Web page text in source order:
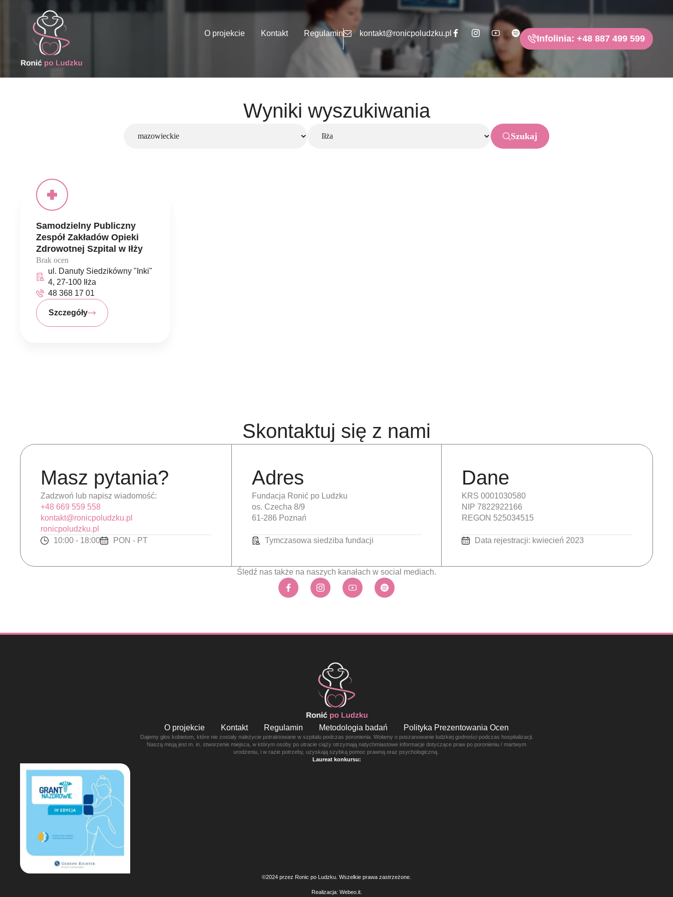
O projekcie Kontakt Regulamin kontakt@ronicpoludzku.pl
Infolinia: +48 887 499 599
Wyniki wyszukiwania
Szukaj
Samodzielny Publiczny
Zespół Zakładów Opieki
Zdrowotnej Szpital w Iłży
Brak ocen
ul. Danuty Siedzikówny "Inki"
4, 27-100 Iłża
48 368 17 01
Szczegóły
Skontaktuj się z nami
Masz pytania?
Zadzwoń lub napisz wiadomość:
+48 669 559 558
kontakt@ronicpoludzku.pl
ronicpoludzku.pl
10:00 - 18:00
PON - PT
Adres
Fundacja Ronić po Ludzku
os. Czecha 8/9
61-286 Poznań
Tymczasowa siedziba fundacji
Dane
KRS 0001030580
NIP 7822922166
REGON 525034515
Data rejestracji: kwiecień 2023
Śledź nas także na naszych kanałach w social mediach.
O projekcie Kontakt Regulamin Metodologia badań Polityka Prezentowania Ocen
Dajemy głos kobietom, które nie zostały należycie potraktowane w szpitalu podczas poronienia. Wołamy o poszanowanie ludzkiej godności podczas hospitalizacji.
Naszą misją jest m. in. stworzenie miejsca, w którym osoby po utracie ciąży otrzymają natychmiastowe informacje dotyczące praw po poronieniu / martwym
urodzeniu, i w razie potrzeby, uzyskają szybką pomoc prawną oraz psychologiczną.
Laureat konkursu:
©2024 przez Ronic po Ludzku. Wszelkie prawa zastrzeżone.
Realizacja: Webeo.it.